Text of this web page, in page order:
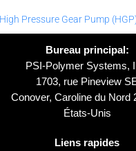
Bureau principal:
PSI-Polymer Systems,
1703, rue Pineview
Conover, Caroline du Nord
États-Unis
Liens rapides